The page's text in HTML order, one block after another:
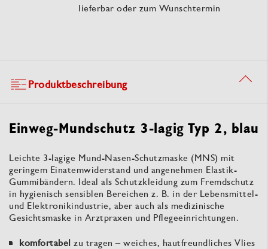
lieferbar oder zum Wunschtermin
Produktbeschreibung
Einweg-Mundschutz 3-lagig Typ 2, blau
Leichte 3-lagige Mund-Nasen-Schutzmaske (MNS) mit
geringem Einatemwiderstand und angenehmen Elastik-
Gummibändern. Ideal als Schutzkleidung zum Fremdschutz
in hygienisch sensiblen Bereichen z. B. in der Lebensmittel-
und Elektronikindustrie, aber auch als medizinische
Gesichtsmaske in Arztpraxen und Pflegeeinrichtungen.
komfortabel zu tragen – weiches, hautfreundliches Vlies